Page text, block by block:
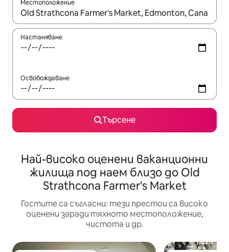
Местоположение
Когато резултатите се покажат, използвайте
Настаняване
Освобождаване
Търсене
Най-високо оценени ваканционни
жилища под наем близо до Old
Strathcona Farmer's Market
Гостите са съгласни: тези престои са високо
оценени заради тяхното местоположение,
чистота и др.